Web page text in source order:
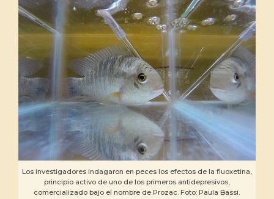
Los investigadores indagaron en peces los efectos de la fluoxetina,
principio activo de uno de los primeros antidepresivos,
comercializado bajo el nombre de Prozac. Foto: Paula Bassi.